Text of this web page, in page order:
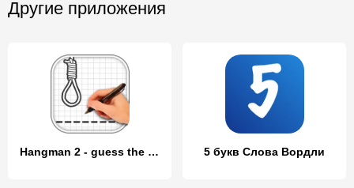
Другие приложения
Hangman 2 - guess the word 5 букв Слова Вордли